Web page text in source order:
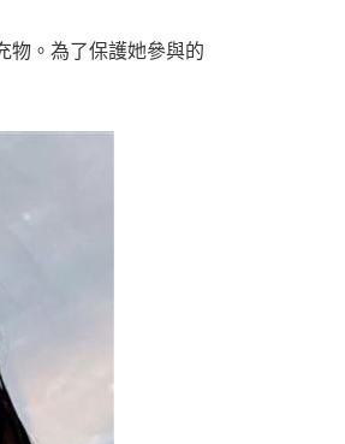
物。為了保護她參與的